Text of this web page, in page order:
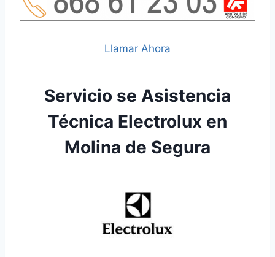
Llamar Ahora
Servicio se Asistencia
Técnica Electrolux en
Molina de Segura